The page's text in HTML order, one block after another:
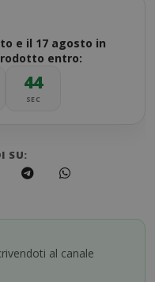
e il 17 agosto in
entro:
44
SEC
SU:
al canale